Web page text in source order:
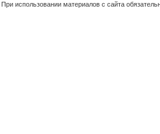
При использовании материалов с сайта